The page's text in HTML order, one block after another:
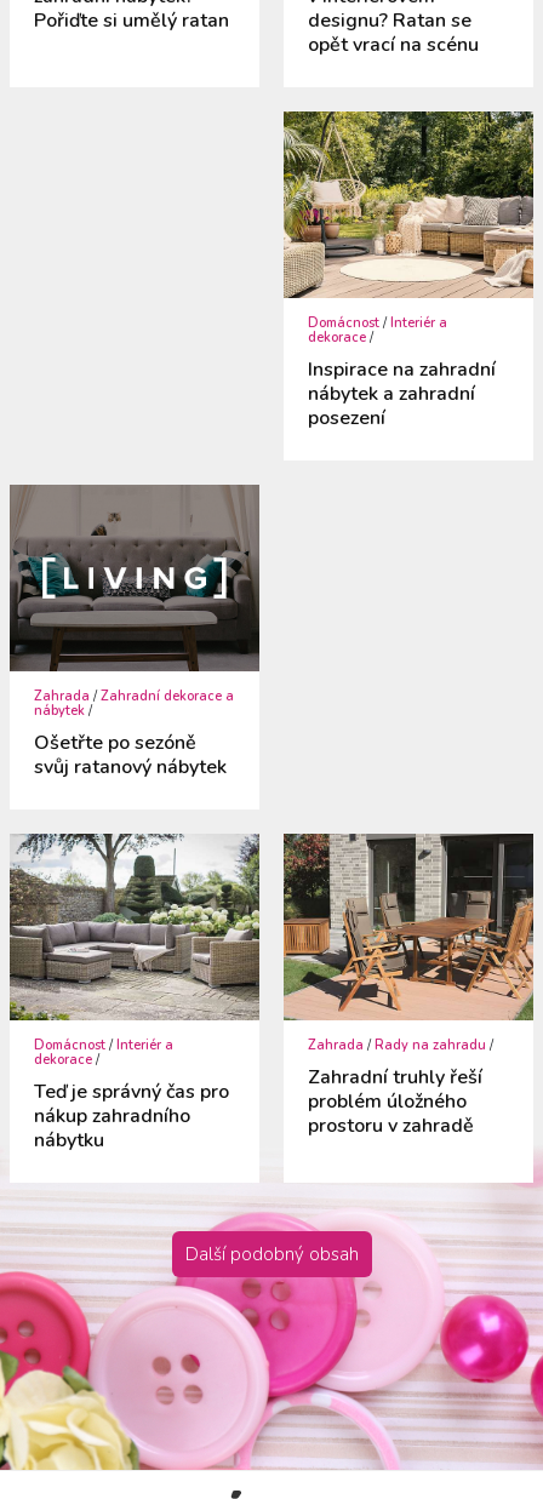
Pořiďte si umělý ratan
designu? Ratan se
opět vrací na scénu
Domácnost / Interiér a
dekorace /
Inspirace na zahradní
nábytek a zahradní
posezení
Zahrada /Zahradní dekorace a
nábytek /
Ošetřte po sezóně
svůj ratanový nábytek
Domácnost /Interiér a
dekorace /
Teď je správný čas pro
nákup zahradního
nábytku
Zahrada /Rady na zahradu /
Zahradní truhly řeší
problém úložného
prostoru v zahradě
Další podobný obsah